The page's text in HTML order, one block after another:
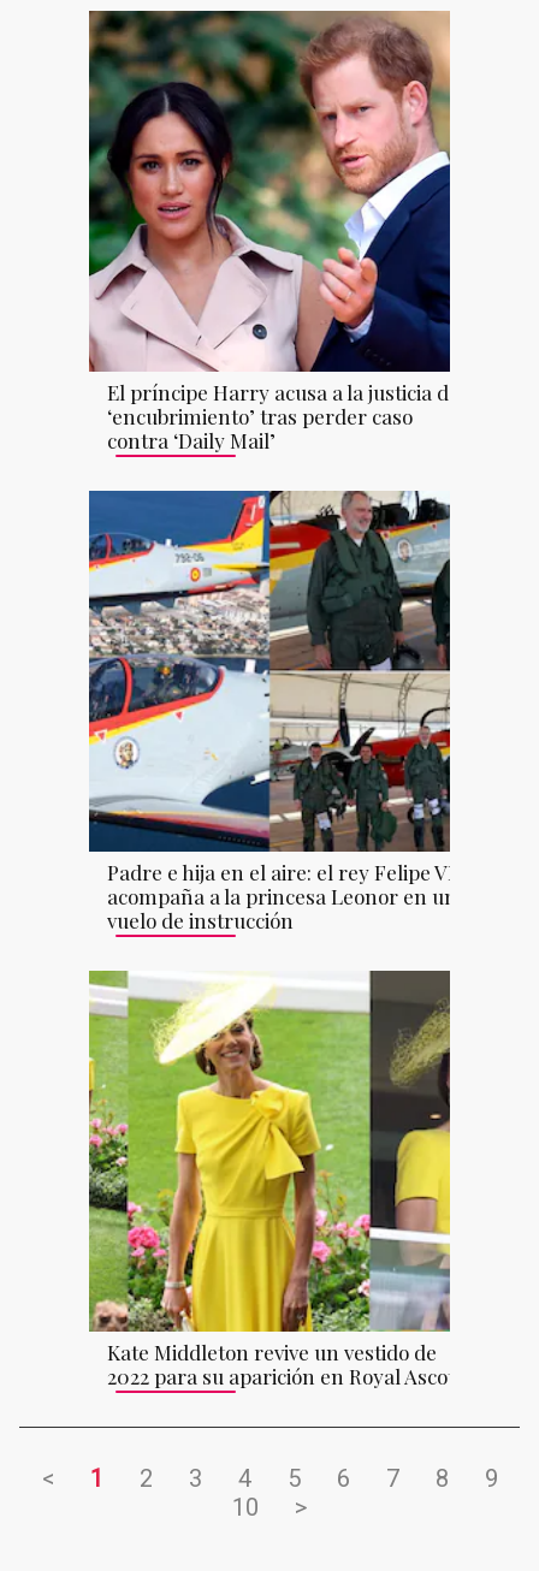
El príncipe Harry acusa a la justicia de
‘encubrimiento’ tras perder caso
contra ‘Daily Mail’
Padre e hija en el aire: el rey Felipe VI
acompaña a la princesa Leonor en un
vuelo de instrucción
Kate Middleton revive un vestido de
2022 para su aparición en Royal Ascot
< 1 2 3 4 5 6 7 8
9
10
>